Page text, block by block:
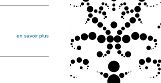
en savoir plus